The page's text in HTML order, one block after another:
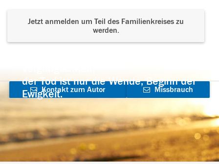
Jetzt anmelden um Teil des Familienkreises zu
werden.
der Tod ist nur die Wende, Beginn der
Ewigkeit.
Kontakt zum Autor
aufnehmen
Missbrauch